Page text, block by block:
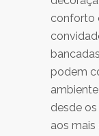
conforto
podem
desde
aos